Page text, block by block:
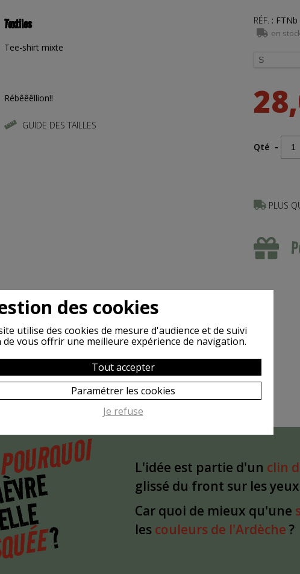
RÉF. : FTNb
en
Qté -
PLUS
Textiles
Tee-shirt mixte
Rébêêêllion!!
GUIDE DES TAILLES
POURQUOI
?
L'idée est partie d'un clin
glissé du front sur les yeux
Car quoi de mieux qu'une
les couleurs de l'Ardèche ?
des cookies
utilise des cookies de mesure d'audience et de suivi
de vous offrir une meilleure expérience de navigation.
Tout accepter
Paramétrer les cookies
Je refuse